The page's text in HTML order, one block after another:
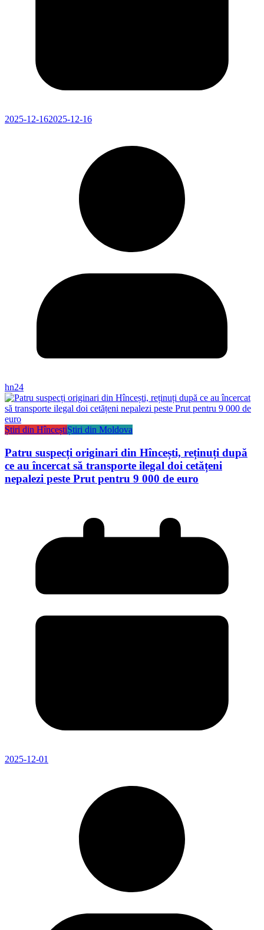
2025-12-162025-12-16
hn24
Știri din HînceștiȘtiri din Moldova
Patru suspecți originari din Hîncești, reținuți după
ce au încercat să transporte ilegal doi cetățeni
nepalezi peste Prut pentru 9 000 de euro
2025-12-01